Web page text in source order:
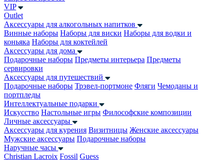
VIP
Outlet
Аксессуары для алкогольных напитков
Винные наборы Наборы для виски Наборы для водки и
коньяка Наборы для коктейлей
Аксессуары для дома
Подарочные наборы Предметы интерьера Предметы
сервировки
Аксессуары для путешествий
Подарочные наборы Трэвел-портмоне Фляги Чемоданы и
портпледы
Интеллектуальные подарки
Искусство Настольные игры Философские композиции
Личные аксессуары
Аксессуары для курения Визитницы Женские аксессуары
Мужские аксессуары Подарочные наборы
Наручные часы
Christian Lacroix Fossil Guess